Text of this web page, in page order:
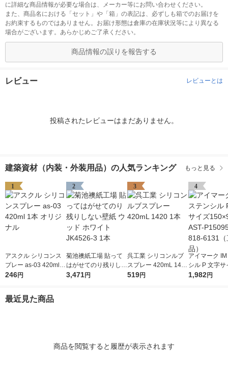
に詳細な商品情報が必要な場合は、メーカー等にお問い合わせください。
また、商品名における「セット」や「箱」の表記は、必ずしも箱でのお届けを
お約束するものではありません。お届け形態は倉庫の在庫状況等により異なる
場合がございます。あらかじめご了承ください。
商品情報の誤りを報告する
レビュー レビューとは
投稿されたレビューはまだありません。
建築資材（内装・外装用品）の人気ランキング もっと見る
1
アスクル シリコンス
プレー as-03 420ml 1
本 オリジナル
246円
2
菊池襖紙工場 貼って
はがせてのり残りしな
い壁紙 ウッド ホワイ
3,471円
3
呉工業 シリコンルブ
スプレー 420mL 1420
1本
519円
4
アイマーク
シル P 文字
×95mm AST-
1,982円
最近見た商品
商品を閲覧すると履歴が表示されます